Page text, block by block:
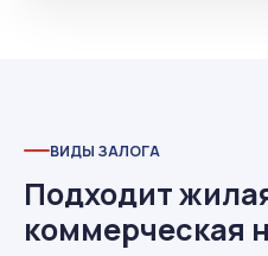
ВИДЫ ЗАЛОГА
Подходит
коммерческая